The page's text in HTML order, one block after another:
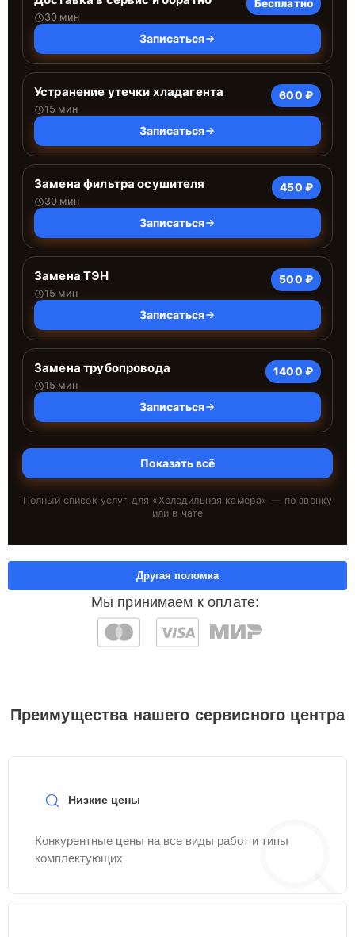
30 мин
Бесплатно
Записаться
Устранение утечки хладагента
15 мин
600 ₽
Записаться
Замена фильтра осушителя
30 мин
450 ₽
Записаться
Замена ТЭН
15 мин
500 ₽
Записаться
Замена трубопровода
15 мин
1400 ₽
Записаться
Показать всё
Полный список услуг для «Холодильная камера» — по звонку
или в чате
Мы принимаем к оплате:
Другая поломка
Преимущества нашего сервисного центра
Низкие цены
Конкурентные цены на все виды работ и типы
комплектующих